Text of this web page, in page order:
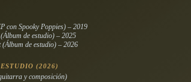
con Spooky Poppies) – 2019
de estudio) – 2025
de estudio) – 2026
(2026)
y composición)